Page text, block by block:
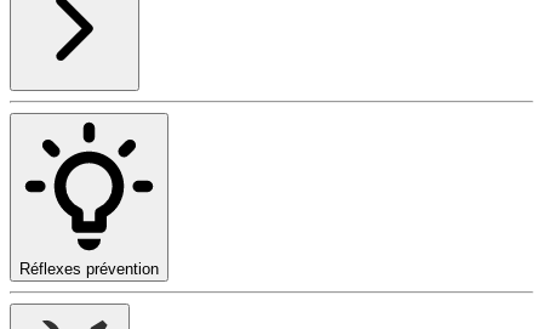
Réflexes prévention